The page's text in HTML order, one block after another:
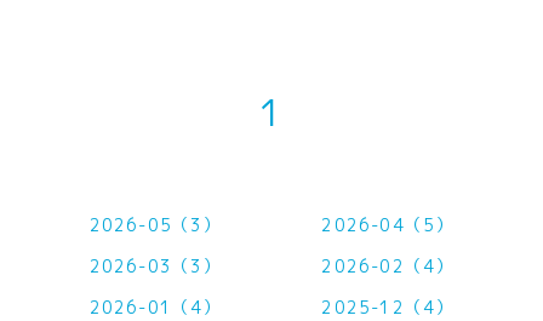
1
2026-05（3）
2026-04（5）
2026-03（3）
2026-02（4）
2026-01（4）
2025-12（4）